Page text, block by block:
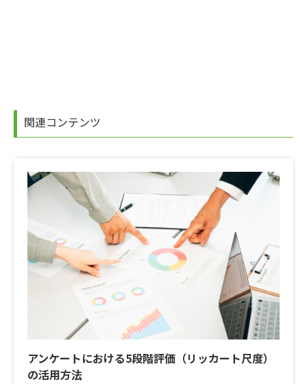
関連コンテンツ
アンケートにおける5段階評価（リッカート尺度）
の活用方法